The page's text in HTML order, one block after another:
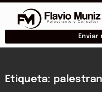
Enviar
Etiqueta: